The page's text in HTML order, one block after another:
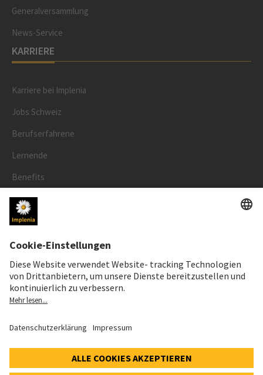
Generalversammlung
News-Service
KARRIERE
Karriere bei Implenia
Jobs Schweiz
Berufserfahrene
Lernende
Benefits
RECHTLICHES
Cookie- und Social-Media-Richtlinie
Cookie-Einstellungen
SWX: Implenia AG